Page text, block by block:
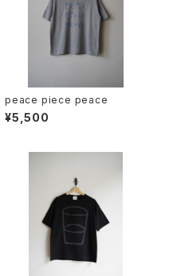
peace piece peace
¥5,500